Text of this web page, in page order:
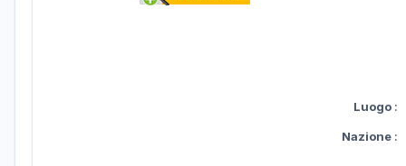
Luogo :
Nazione :